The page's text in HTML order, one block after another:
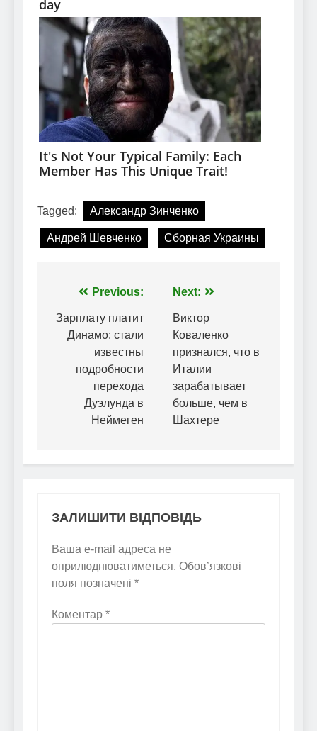
Tagged: Александр Зинченко
Андрей Шевченко Сборная Украины
Навігація
записів
Previous:
Зарплату платит
Динамо: стали
известны
подробности
перехода
Дуэлунда в
Неймеген
Next:
Виктор
Коваленко
признался, что в
Италии
зарабатывает
больше, чем в
Шахтере
ЗАЛИШИТИ ВІДПОВІДЬ
Ваша e-mail адреса не
оприлюднюватиметься. Обов’язкові
поля позначені *
Коментар *